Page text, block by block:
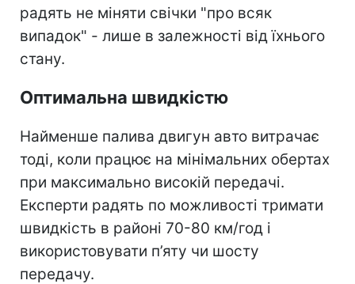
радять не міняти свічки "про всяк
випадок" - лише в залежності від їхнього
стану.
Оптимальна швидкістю
Найменше палива двигун авто витрачає
тоді, коли працює на мінімальних обертах
при максимально високій передачі.
Експерти радять по можливості тримати
швидкість в районі 70-80 км/год і
використовувати п’яту чи шосту
передачу.